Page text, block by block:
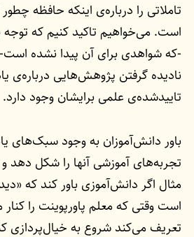
تاملاتی را درباره‌ی اینکه حافظه
است. می‌خواهیم تاکید کنیم که
-که شواهدی برای آن پیدا نشده
نادیده گرفتن پژوهش‌هایی درباره‌ی
تایید‌شده‌ی علمی برایشان وجود دارد.
باور دانش‌آموزان به وجود سبک‌های
تجربه‌های آموزشی آنها را شکل دهد و
مثال اگر دانش‌آموزی باور کند که
است وقتی که معلم پاورپوینت را کنار
تعریف می‌کند شروع به خیال‌پردازی